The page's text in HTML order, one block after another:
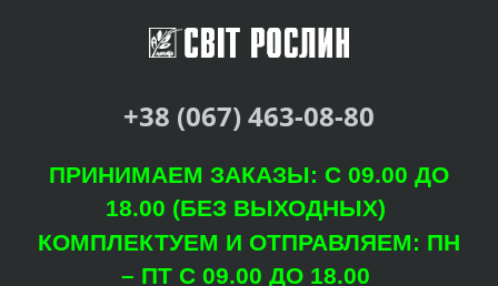
+38 (067) 463-08-80
ПРИНИМАЕМ ЗАКАЗЫ: С 09.00 ДО
18.00 (БЕЗ ВЫХОДНЫХ)
КОМПЛЕКТУЕМ И ОТПРАВЛЯЕМ: ПН
– ПТ С 09.00 ДО 18.00